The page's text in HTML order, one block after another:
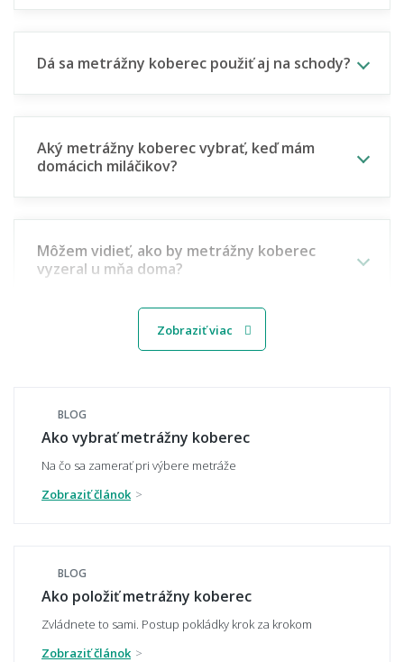
Dá sa metrážny koberec použiť aj na schody?
Aký metrážny koberec vybrať, keď mám
domácich miláčikov?
Môžem vidieť, ako by metrážny koberec
vyzeral u mňa doma?
Viete mi miestnosť namodelovať aj do iného
🧵 Materiál a kvalita
Aký materiál metrážneho koberca vybrať -
Čo znamená záťažová trieda u metrážneho
koberca?
Zobraziť viac
BLOG
Ako vybrať metrážny koberec
Na čo sa zamerať pri výbere metráže
Zobraziť článok
BLOG
Ako položiť metrážny koberec
Zvládnete to sami. Postup pokládky krok za krokom
Zobraziť článok